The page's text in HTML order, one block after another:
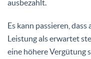
ausbezahlt.
Es kann passieren,
Leistung als erwartet
eine höhere Vergütung